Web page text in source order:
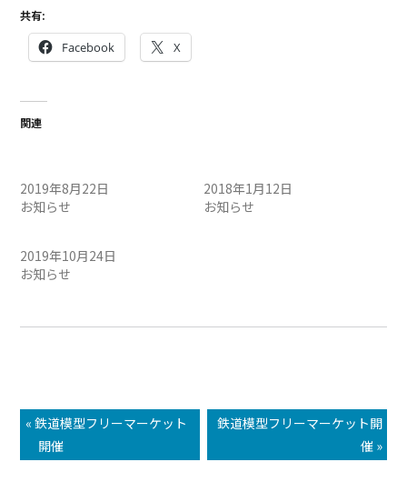
共有:
Facebook X
関連
2019年8月22日
お知らせ
2018年1月12日
お知らせ
2019年10月24日
お知らせ
« 鉄道模型フリーマーケット
開催
鉄道模型フリーマーケット開
催 »